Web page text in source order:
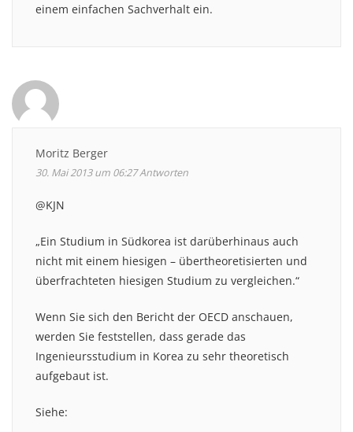
einem einfachen Sachverhalt ein.
Moritz Berger
30. Mai 2013 um 06:27Antworten
@KJN
„Ein Studium in Südkorea ist darüberhinaus auch
nicht mit einem hiesigen – übertheoretisierten und
überfrachteten hiesigen Studium zu vergleichen.“
Wenn Sie sich den Bericht der OECD anschauen,
werden Sie feststellen, dass gerade das
Ingenieursstudium in Korea zu sehr theoretisch
aufgebaut ist.
Siehe: